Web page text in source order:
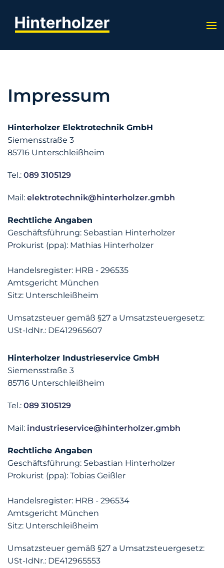
Impressum
Hinterholzer Elektrotechnik GmbH
Siemensstraße 3
85716 Unterschleißheim
Tel.: 089 3105129
Mail: elektrotechnik@hinterholzer.gmbh
Rechtliche Angaben
Geschäftsführung: Sebastian Hinterholzer
Prokurist (ppa): Mathias Hinterholzer
Handelsregister: HRB - 296535
​Amtsgericht München
​Sitz: Unterschleißheim
Umsatzsteuer gemäß §27 a Umsatzsteuergesetz:
USt-IdNr.: DE412965607
Hinterholzer Industrieservice GmbH
Siemensstraße 3
85716 Unterschleißheim
Tel.: 089 3105129
Mail: industrieservice@hinterholzer.gmbh
Rechtliche Angaben
Geschäftsführung: Sebastian Hinterholzer
Prokurist (ppa): Tobias Geißler
Handelsregister: HRB - 296534
​Amtsgericht München
​Sitz: Unterschleißheim
Umsatzsteuer gemäß §27 a Umsatzsteuergesetz:
USt-IdNr.: DE412965553